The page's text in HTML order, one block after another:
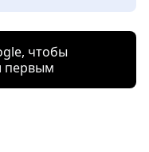
чтобы
первым